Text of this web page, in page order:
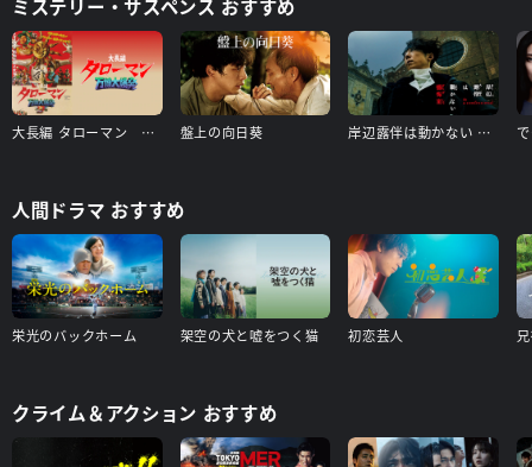
ミステリー・サスペンス おすすめ
大長編 タローマン 万博大爆発（本編）＋【配信限定】山口一郎登壇舞台挨拶（タローマン付き） 特典映像付き 盤上の向日葵 岸辺露伴は動かない 懺悔室
人間ドラマ おすすめ
栄光のバックホーム 架空の犬と嘘をつく猫 初恋芸人
クライム＆アクション おすすめ